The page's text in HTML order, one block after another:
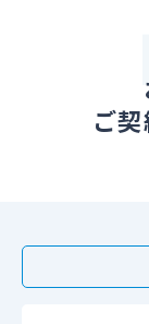
ご